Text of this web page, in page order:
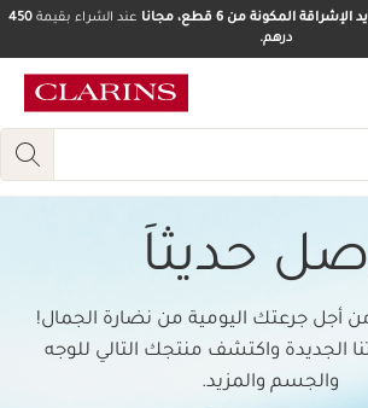
انتقل إلى أسفل الصفحة
المكونة من 6 قطع، مجانا عند الشراء بقيمة450
درهم.
حديثاَ
أجل جرعتك اليومية من نضارة الجمال!
الجديدة واكتشف منتجك التالي للوجه
والجسم والمزيد.